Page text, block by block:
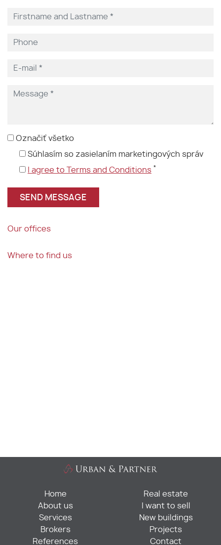
Označiť všetko
Súhlasím so zasielaním marketingových správ
I agree to Terms and Conditions *
Our offices
Where to find us
Home
About us
Services
Brokers
References
Real estate
I want to sell
New buildings
Projects
Contact